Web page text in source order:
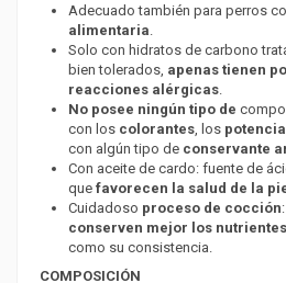
Adecuado también para perros
alimentaria
Solo con hidratos de carbono
bien tolerados, apenas tienen
reacciones alérgicas.
No posee ningún tipo de
con los colorantes, los
con algún tipo de conservante
Con aceite de cardo: fuente de
que favorecen la salud de la
Cuidadoso proceso de cocción
conserven mejor los nutrientes
como su consistencia.
COMPOSICIÓN